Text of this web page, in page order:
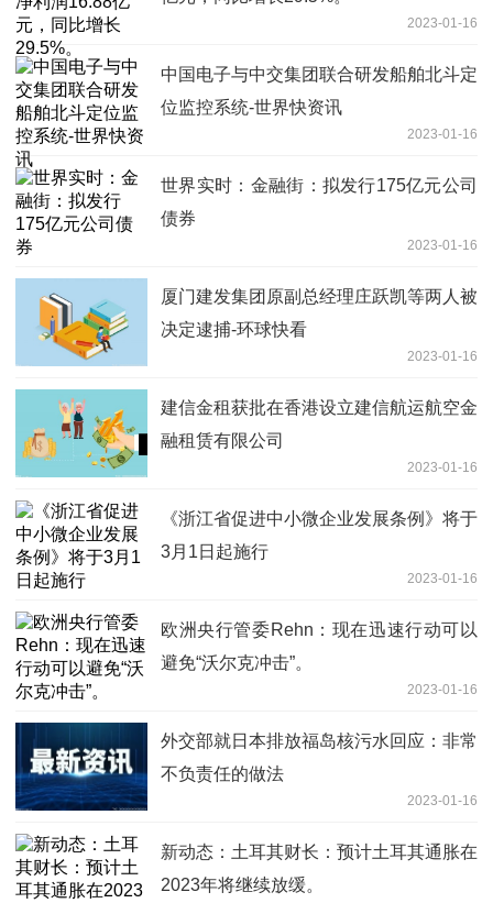
2023-01-16
中国电子与中交集团联合研发船舶北斗定
位监控系统-世界快资讯
2023-01-16
世界实时：金融街：拟发行175亿元公司
债券
2023-01-16
厦门建发集团原副总经理庄跃凯等两人被
决定逮捕-环球快看
2023-01-16
建信金租获批在香港设立建信航运航空金
融租赁有限公司
2023-01-16
《浙江省促进中小微企业发展条例》将于
3月1日起施行
2023-01-16
欧洲央行管委Rehn：现在迅速行动可以
避免“沃尔克冲击”。
2023-01-16
外交部就日本排放福岛核污水回应：非常
不负责任的做法
2023-01-16
新动态：土耳其财长：预计土耳其通胀在
2023年将继续放缓。